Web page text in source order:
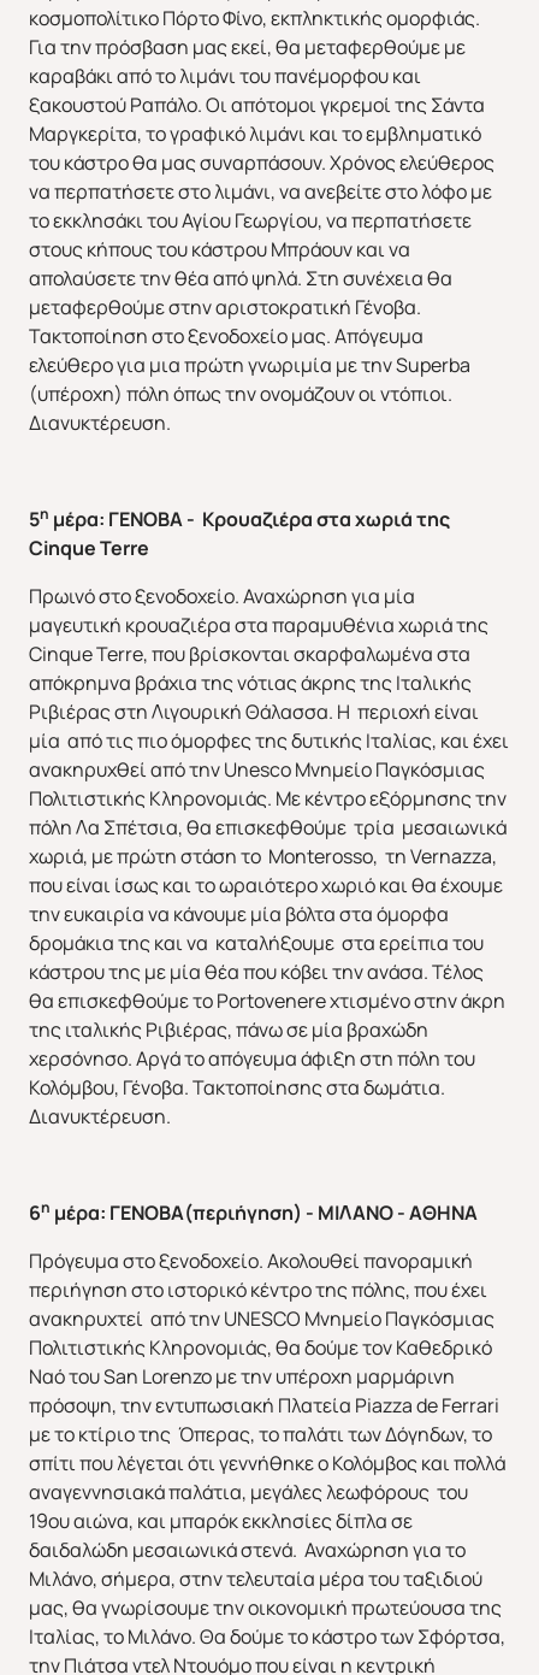
Χριστούγεννα & Πρωτοχρονιά Χειμώνας 2026/2027
κοσμοπολίτικο Πόρτο Φίνο, εκπληκτικής ομορφιάς.
Για την πρόσβαση μας εκεί, θα μεταφερθούμε με
καραβάκι από το λιμάνι του πανέμορφου και
ξακουστού Ραπάλο. Οι απότομοι γκρεμοί της Σάντα
Μαργκερίτα, το γραφικό λιμάνι και το εμβληματικό
του κάστρο θα μας συναρπάσουν. Χρόνος ελεύθερος
να περπατήσετε στο λιμάνι, να ανεβείτε στο λόφο με
το εκκλησάκι του Αγίου Γεωργίου, να περπατήσετε
στους κήπους του κάστρου Μπράουν και να
απολαύσετε την θέα από ψηλά. Στη συνέχεια θα
μεταφερθούμε στην αριστοκρατική Γένοβα.
Τακτοποίηση στο ξενοδοχείο μας. Απόγευμα
ελεύθερο για μια πρώτη γνωριμία με την Superba
(υπέροχη) πόλη όπως την ονομάζουν οι ντόπιοι.
Διανυκτέρευση.
5η μέρα: ΓΕΝΟΒΑ - Κρουαζιέρα στα χωριά της
CinqueTerre
Πρωινό στο ξενοδοχείο. Αναχώρηση για μία
μαγευτική κρουαζιέρα στα παραμυθένια χωριά της
Cinque Terre, που βρίσκονται σκαρφαλωμένα στα
απόκρημνα βράχια της νότιας άκρης της Ιταλικής
Ριβιέρας στη Λιγουρική Θάλασσα. Η περιοχή είναι
μία από τις πιο όμορφες της δυτικής Ιταλίας, και έχει
ανακηρυχθεί από την Unesco Μνημείο Παγκόσμιας
Πολιτιστικής Κληρονομιάς. Με κέντρο εξόρμησης την
πόλη Λα Σπέτσια, θα επισκεφθούμε τρία μεσαιωνικά
χωριά, με πρώτη στάση το Monterosso, τη Vernazza,
που είναι ίσως και το ωραιότερο χωριό και θα έχουμε
την ευκαιρία να κάνουμε μία βόλτα στα όμορφα
δρομάκια της και να καταλήξουμε στα ερείπια του
κάστρου της με μία θέα που κόβει την ανάσα. Τέλος
θα επισκεφθούμε το Portovenere χτισμένο στην άκρη
της ιταλικής Ριβιέρας, πάνω σε μία βραχώδη
χερσόνησο. Αργά το απόγευμα άφιξη στη πόλη του
Κολόμβου, Γένοβα. Τακτοποίησης στα δωμάτια.
Διανυκτέρευση.
6η μέρα: ΓΕΝΟΒΑ(περιήγηση) - ΜΙΛΑΝΟ - ΑΘΗΝΑ
Πρόγευμα στο ξενοδοχείο. Ακολουθεί πανοραμική
περιήγηση στο ιστορικό κέντρο της πόλης, που έχει
ανακηρυχτεί από την UNESCO Μνημείο Παγκόσμιας
Πολιτιστικής Κληρονομιάς, θα δούμε τον Καθεδρικό
Ναό του San Lorenzo με την υπέροχη μαρμάρινη
πρόσοψη, την εντυπωσιακή Πλατεία Ρiazza de Ferrari
με το κτίριο της Όπερας, το παλάτι των Δόγηδων, το
σπίτι που λέγεται ότι γεννήθηκε ο Κολόμβος και πολλά
αναγεννησιακά παλάτια, μεγάλες λεωφόρους του
19ου αιώνα, και μπαρόκ εκκλησίες δίπλα σε
δαιδαλώδη μεσαιωνικά στενά. Αναχώρηση για το
Μιλάνο, σήμερα, στην τελευταία μέρα του ταξιδιού
μας, θα γνωρίσουμε την οικονομική πρωτεύουσα της
Ιταλίας, το Μιλάνο. Θα δούμε το κάστρο των Σφόρτσα,
την Πιάτσα ντελ Ντουόμο που είναι η κεντρική